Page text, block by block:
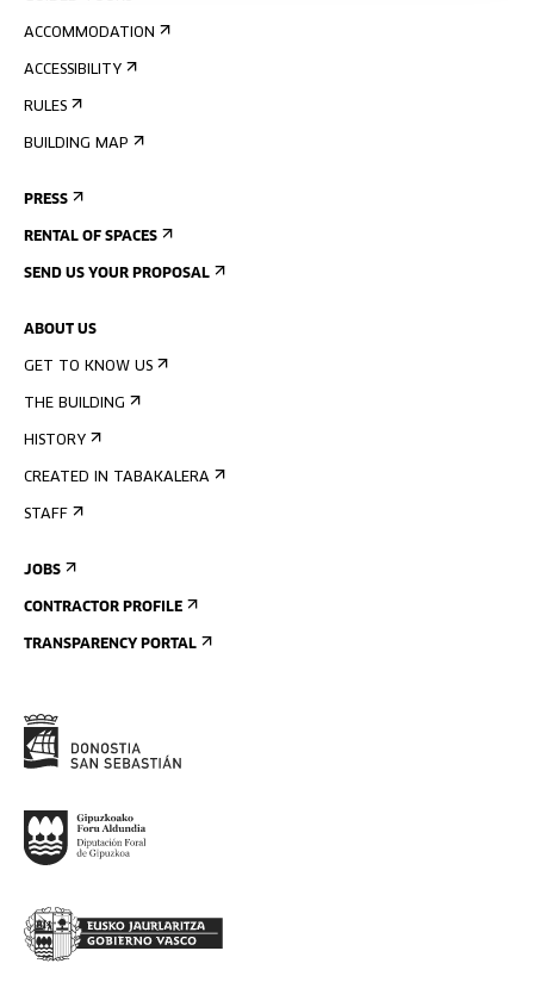
ACCOMMODATION
ACCESSIBILITY
RULES
BUILDING MAP
PRESS
RENTAL OF SPACES
SEND US YOUR PROPOSAL
ABOUT US
GET TO KNOW US
THE BUILDING
HISTORY
CREATED IN TABAKALERA
STAFF
JOBS
CONTRACTOR PROFILE
TRANSPARENCY PORTAL